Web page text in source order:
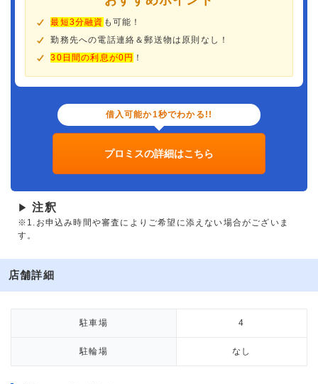
最短3分融資 も可能！
勤務先への電話連絡＆郵送物は原則なし！
30日間の利息が0円 ！
借入可能か1秒でわかる!!
プロミスの詳細はこちら
▶ 注釈
※1.お申込み時間や審査によりご希望に添えない場合がございま
す。
店舗詳細
駐車場 4
駐輪場 なし